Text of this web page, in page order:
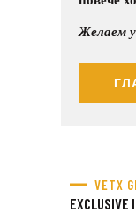
Желаем
VETX
EXCLUSIVE